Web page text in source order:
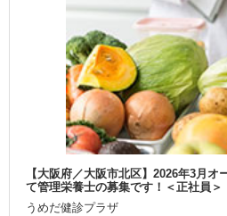
【大阪府／大阪市北区】2026年3月
て管理栄養士の募集です！＜正社員＞
うめだ健診プラザ